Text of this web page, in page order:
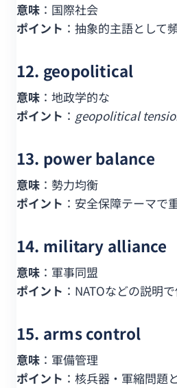
意味 ：国際社会
ポイント ：抽象的主語として
12. geopolitical
意味 ：地政学的な
ポイント ： geopolitical
13. power balance
意味 ：勢力均衡
ポイント ：安全保障テーマで
14. military alliance
意味 ：軍事同盟
ポイント ：NATOなどの説明
15. arms control
意味 ：軍備管理
ポイント ：核兵器・軍縮問題